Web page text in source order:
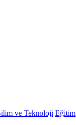
ve Teknoloji Eğitim